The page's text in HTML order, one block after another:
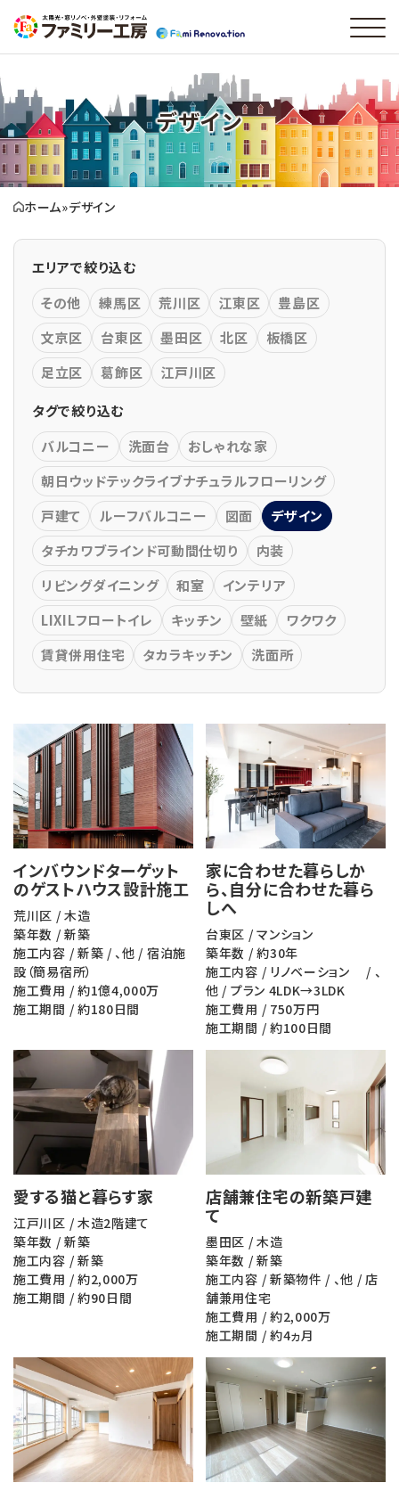
デザイン
ホーム»デザイン
エリアで絞り込む
その他
練馬区 荒川区 江東区
豊島区
文京区
台東区 墨田区 北区
板橋区
足立区
葛飾区 江戸川区
タグで絞り込む
バルコニー
洗面台
おしゃれな家
朝日ウッドテックライブナチュラルフローリング
戸建て
ルーフバルコニー 図面
デザイン
タチカワブラインド可動間仕切り
内装
リビングダイニング
和室
インテリア
LIXILフロートイレ
キッチン 壁紙
ワクワク
賃貸併用住宅
タカラキッチン 洗面所
インバウンドターゲット
のゲストハウス設計施工
荒川区 / 木造
築年数 / 新築
施工内容 / 新築 / 、他 / 宿泊施
設（簡易宿所）
施工費用 / 約1億4,000万
施工期間 / 約180日間
家に合わせた暮らしか
ら、自分に合わせた暮ら
しへ
台東区 / マンション
築年数 / 約30年
施工内容 / リノベーション / 、
他 / プラン 4LDK→3LDK
施工費用 / 750万円
施工期間 / 約100日間
愛する猫と暮らす家
江戸川区 / 木造2階建て
築年数 / 新築
施工内容 / 新築
施工費用 / 約2,000万
施工期間 / 約90日間
店舗兼住宅の新築戸建
て
墨田区 / 木造
築年数 / 新築
施工内容 / 新築物件 / 、他 / 店
舗兼用住宅
施工費用 / 約2,000万
施工期間 / 約4ヵ月